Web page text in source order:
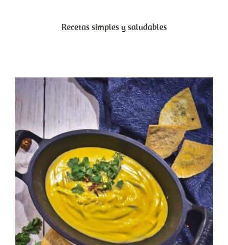
Recetas simples y saludables